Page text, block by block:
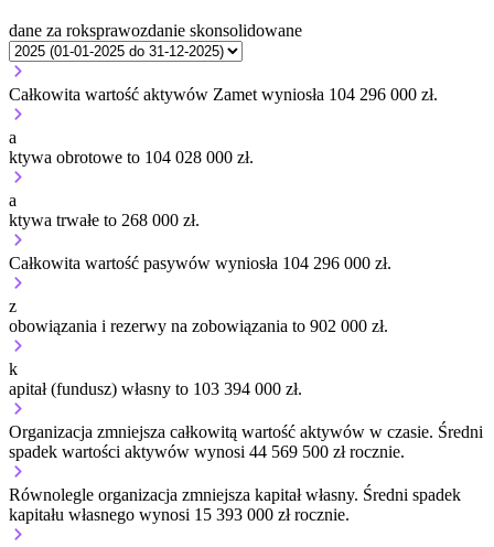
dane za roksprawozdanie skonsolidowane
Całkowita wartość aktywów Zamet wyniosła 104 296 000 zł.
a
ktywa obrotowe to 104 028 000 zł.
a
ktywa trwałe to 268 000 zł.
Całkowita wartość pasywów wyniosła 104 296 000 zł.
z
obowiązania i rezerwy na zobowiązania to 902 000 zł.
k
apitał (fundusz) własny to 103 394 000 zł.
Organizacja zmniejsza całkowitą wartość aktywów w czasie. Średni
spadek wartości aktywów wynosi 44 569 500 zł rocznie.
Równolegle organizacja zmniejsza kapitał własny. Średni spadek
kapitału własnego wynosi 15 393 000 zł rocznie.